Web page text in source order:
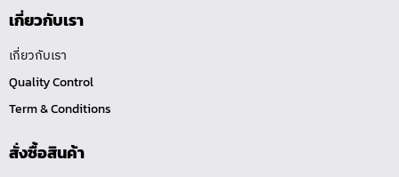
เกี่ยวกับเรา
เกี่ยวกับเรา
Quality Control
Term & Conditions
สั่งซื้อสินค้า